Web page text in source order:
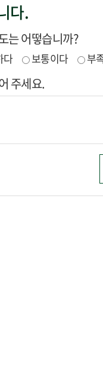
다.
는 어떻습니까?
다 보통이다 부
주세요.